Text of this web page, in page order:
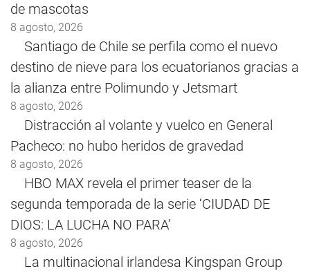
de mascotas
8 agosto, 2026
Santiago de Chile se perfila como el nuevo
destino de nieve para los ecuatorianos gracias a
la alianza entre Polimundo y Jetsmart
8 agosto, 2026
Distracción al volante y vuelco en General
Pacheco: no hubo heridos de gravedad
8 agosto, 2026
HBO MAX revela el primer teaser de la
segunda temporada de la serie ‘CIUDAD DE
DIOS: LA LUCHA NO PARA’
8 agosto, 2026
La multinacional irlandesa Kingspan Group